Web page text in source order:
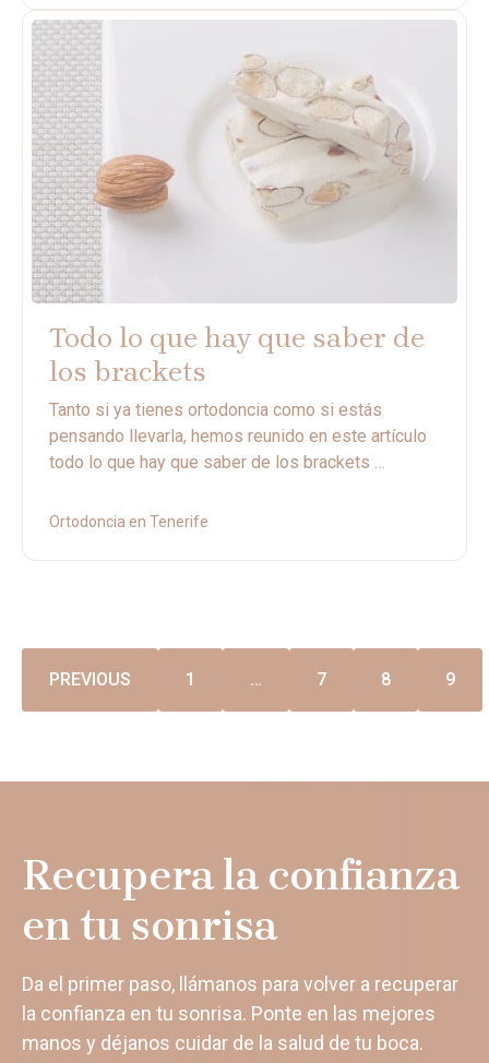
Todo lo que hay que saber de
los brackets
Tanto si ya tienes ortodoncia como si estás
pensando llevarla, hemos reunido en este artículo
todo lo que hay que saber de los brackets …
Ortodoncia en Tenerife
PREVIOUS 1 … 7 8 9
Recupera la confianza
en tu sonrisa
Da el primer paso, llámanos para volver a recuperar
la confianza en tu sonrisa. Ponte en las mejores
manos y déjanos cuidar de la salud de tu boca.